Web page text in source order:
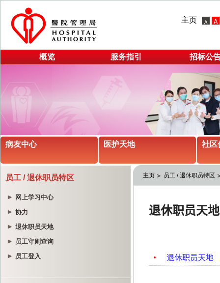
主页
概览 服务指引 招标公
病友中心 医护天地 社区
员工 / 退休职员特区
网上学习中心
协力
退休职员天地
员工守则查询
员工登入
主页 员工 / 退休职员特区